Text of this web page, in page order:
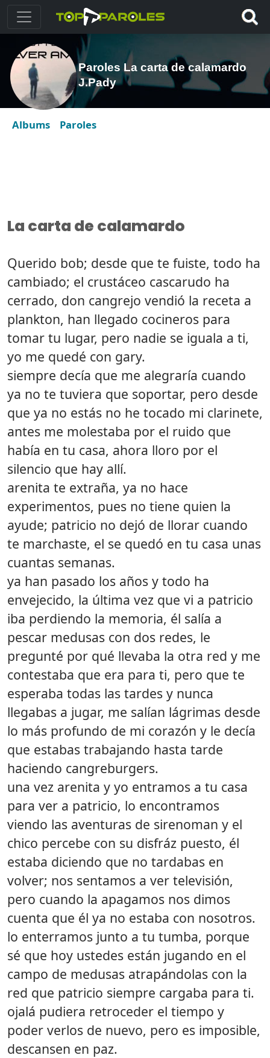
Paroles La carta de calamardo
J.Pady
Albums Paroles
La carta de calamardo
Querido bob; desde que te fuiste, todo ha
cambiado; el crustáceo cascarudo ha
cerrado, don cangrejo vendió la receta a
plankton, han llegado cocineros para
tomar tu lugar, pero nadie se iguala a ti,
yo me quedé con gary.
siempre decía que me alegraría cuando
ya no te tuviera que soportar, pero desde
que ya no estás no he tocado mi clarinete,
antes me molestaba por el ruido que
había en tu casa, ahora lloro por el
silencio que hay allí.
arenita te extraña, ya no hace
experimentos, pues no tiene quien la
ayude; patricio no dejó de llorar cuando
te marchaste, el se quedó en tu casa unas
cuantas semanas.
ya han pasado los años y todo ha
envejecido, la última vez que vi a patricio
iba perdiendo la memoria, él salía a
pescar medusas con dos redes, le
pregunté por qué llevaba la otra red y me
contestaba que era para ti, pero que te
esperaba todas las tardes y nunca
llegabas a jugar, me salían lágrimas desde
lo más profundo de mi corazón y le decía
que estabas trabajando hasta tarde
haciendo cangreburgers.
una vez arenita y yo entramos a tu casa
para ver a patricio, lo encontramos
viendo las aventuras de sirenoman y el
chico percebe con su disfráz puesto, él
estaba diciendo que no tardabas en
volver; nos sentamos a ver televisión,
pero cuando la apagamos nos dimos
cuenta que él ya no estaba con nosotros.
lo enterramos junto a tu tumba, porque
sé que hoy ustedes están jugando en el
campo de medusas atrapándolas con la
red que patricio siempre cargaba para ti.
ojalá pudiera retroceder el tiempo y
poder verlos de nuevo, pero es imposible,
descansen en paz.